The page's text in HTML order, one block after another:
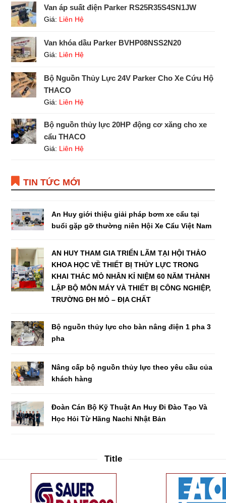
Van áp suất điện Parker RS25R35S4SN1JW
Giá: Liên Hệ
Van khóa dầu Parker BVHP08NSS2N20
Giá: Liên Hệ
Bộ Nguồn Thủy Lực 24V Parker Cho Xe Cứu Hộ
THACO
Giá: Liên Hệ
Bộ nguồn thủy lực 20HP động cơ xăng cho xe
cẩu THACO
Giá: Liên Hệ
TIN TỨC MỚI
An Huy giới thiệu giải pháp bơm xe cẩu tại
buổi gặp gỡ thường niên Hội Xe Cẩu Việt Nam
AN HUY THAM GIA TRIỂN LÃM TẠI HỘI THẢO
KHOA HỌC VỀ THIẾT BỊ THỦY LỰC TRONG
KHAI THÁC MỎ NHÂN KỈ NIỆM 60 NĂM THÀNH
LẬP BỘ MÔN MÁY VÀ THIẾT BỊ CÔNG NGHIỆP,
TRƯỜNG ĐH MỎ – ĐỊA CHẤT
Bộ nguồn thủy lực cho bàn nâng điện 1 pha 3
pha
Nâng cấp bộ nguồn thủy lực theo yêu cầu của
khách hàng
Đoàn Cán Bộ Kỹ Thuật An Huy Đi Đào Tạo Và
Học Hỏi Từ Hãng Nachi Nhật Bản
Title